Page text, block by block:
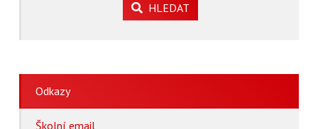
HLEDAT
Odkazy
Školní email